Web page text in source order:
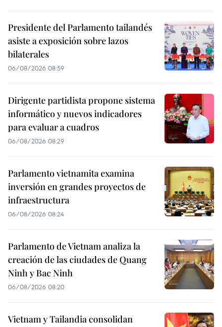
Presidente del Parlamento tailandés
asiste a exposición sobre lazos
bilaterales
06/08/2026 08:59
Dirigente partidista propone sistema
informático y nuevos indicadores
para evaluar a cuadros
06/08/2026 08:29
Parlamento vietnamita examina
inversión en grandes proyectos de
infraestructura
06/08/2026 08:24
Parlamento de Vietnam analiza la
creación de las ciudades de Quang
Ninh y Bac Ninh
06/08/2026 08:20
Vietnam y Tailandia consolidan